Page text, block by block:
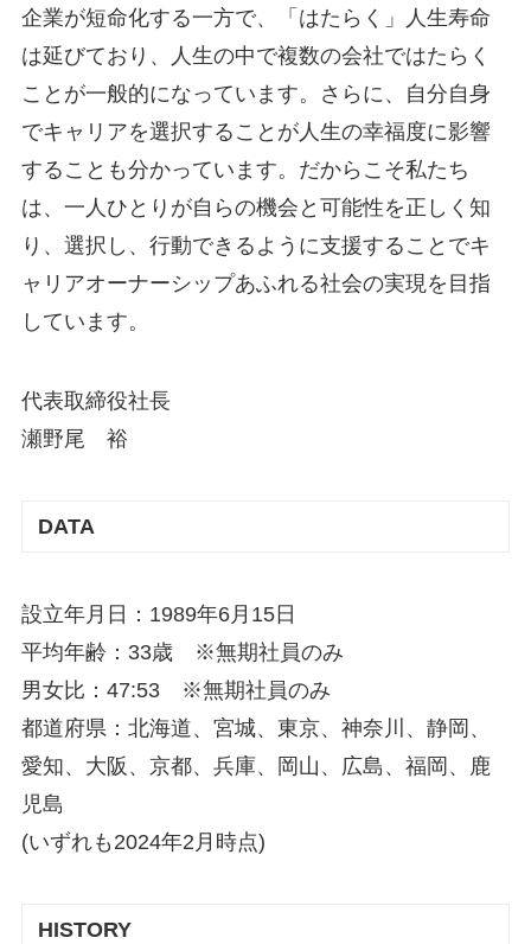
企業が短命化する一方で、「はたらく」人生寿命
は延びており、人生の中で複数の会社ではたらく
ことが一般的になっています。さらに、自分自身
でキャリアを選択することが人生の幸福度に影響
することも分かっています。だからこそ私たち
は、一人ひとりが自らの機会と可能性を正しく知
り、選択し、行動できるように支援することでキ
ャリアオーナーシップあふれる社会の実現を目指
しています。
代表取締役社長
瀬野尾 裕
DATA
設立年月日：1989年6月15日
平均年齢：33歳 ※無期社員のみ
男女比：47:53 ※無期社員のみ
都道府県：北海道、宮城、東京、神奈川、静岡、
愛知、大阪、京都、兵庫、岡山、広島、福岡、鹿
児島
(いずれも2024年2月時点)
HISTORY